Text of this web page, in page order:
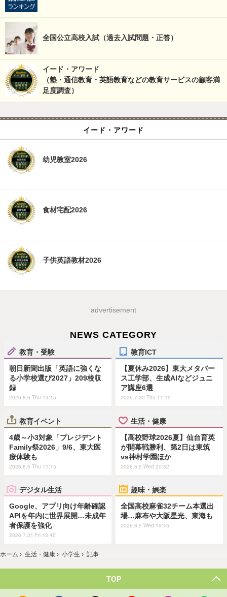
全国公立高校入試（過去入試問題・正答）
イード・アワード
（塾・通信教育・英語教育などの教育サービスの顧客満
足度調査）
イード・アワード
幼児教室2026
食材宅配2026
子供英語教材2026
advertisement
NEWS CATEGORY
教育・受験
朝日新聞出版「英語に強くな
る小学校選び2027」209校収
録
2026.8.6 Thu 13:15
教育ICT
【夏休み2026】東大メタバー
ス工学部、生成AIなどジュニ
ア講座6選
2026.7.30 Thu 11:15
教育イベント
4歳～小3対象「プレジデント
Family祭2026」9/6、東大医
療体験も
2026.8.6 Thu 11:15
生活・健康
【高校野球2026夏】仙台育英
が開幕戦勝利、第2日は東筑
vs神村学園ほか
2026.8.5 Wed 20:32
デジタル生活
Google、アプリ向け年齢確認
APIを年内に世界展開…未成年
者保護を強化
2026.7.31 Fri 13:45
趣味・娯楽
全国高校麻雀32チーム本選出
場…麻布や大阪星光、東海も
2026.8.5 Wed 19:45
ホーム › 生活・健康 › 小学生 › 記事
TOP